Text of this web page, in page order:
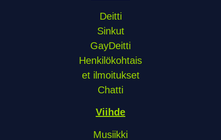
Deitti
Sinkut
GayDeitti
Henkilökohtais
et ilmoitukset
Chatti
Viihde
Musiikki